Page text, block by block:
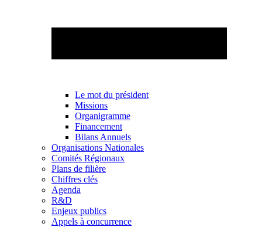
Le mot du président
Missions
Organigramme
Financement
Bilans Annuels
Organisations Nationales
Comités Régionaux
Plans de filière
Chiffres clés
Agenda
R&D
Enjeux publics
Appels à concurrence